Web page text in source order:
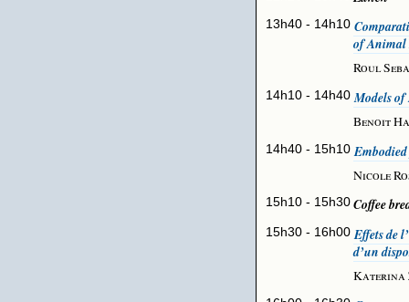
13h40 - 14h10
of
Roul
14h10 - 14h40 Models
Benoit
14h40 - 15h10
Nicole
15h10 - 15h30 Coffee
15h30 - 16h00 Effets de
d’un
Katerina